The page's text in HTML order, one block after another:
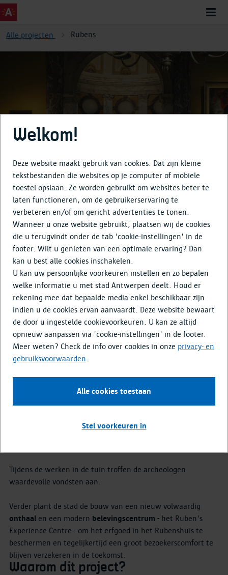
Alle projecten Rubens
Rubens
Over
Tijdlijn
Doe mee
Media & Nieuws
Opwaardering van Rubens' erfenis
in Antwerpen
Antwerpen is trots op zijn bekendste grootmeester. Dat het
door hemzelf ontworpen renaissancepalazzo met prachtige
tuin en het nabijgelegen
onderzoekscentrum/referentiebibliotheek Rubenianum pal
Om Rubens' erfenis eer aan te doen, zijn de enige twee
authentieke elementen gerestaureerd: de
Tijdens de werken in de tuin troffen de archeologen
waardevolle vondsten aan.
Verder plant de stad de bouw van een nieuw volwaardig
onthaal en een modern belevingscentrum - het Ruben's
Experience Centre - om het erfgoed in het Rubenshuis te
beschermen en tegelijkertijd een groot bezoekerscomfort te
blijven verzekeren in de toekomst.
Waarom dit project?
Welkom!
Deze website maakt gebruik van cookies. Dat zijn kleine
tekstbestanden die websites op je computer of mobiele
toestel opslaan. Ze worden gebruikt om websites beter te
laten functioneren, om de gebruikerservaring te
verbeteren en/of om gericht advertenties te tonen.
Wanneer u onze website gebruikt, plaatsen wij de cookies
die u terugvindt onder de tab 'cookie-instellingen' in de
footer. Wilt u genieten van een optimale ervaring? Dan
kan u best alle cookies inschakelen.
U kan uw persoonlijke voorkeuren instellen en zo bepalen
welke informatie u met stad Antwerpen deelt. Houd er
rekening mee dat bepaalde media enkel beschikbaar zijn
indien u de cookies ervan aanvaardt. Deze website bewaart
de door u ingestelde cookievoorkeuren. U kan ze altijd
opnieuw aanpassen via 'cookie-instellingen' in de footer.
Meer weten? Check de info over cookies in onze privacy- en
gebruiksvoorwaarden.
Alle cookies toestaan
Stel voorkeuren in